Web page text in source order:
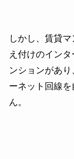
しかし、賃貸
え付けのイン
ンションがあ
ーネット回線
ん。